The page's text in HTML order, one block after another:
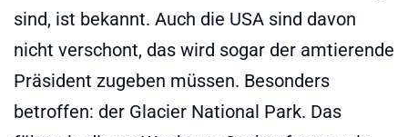
sind, ist bekannt. Auch die USA sind davon
nicht verschont, das wird sogar der amtierende
Präsident zugeben müssen. Besonders
betroffen: der Glacier National Park. Das